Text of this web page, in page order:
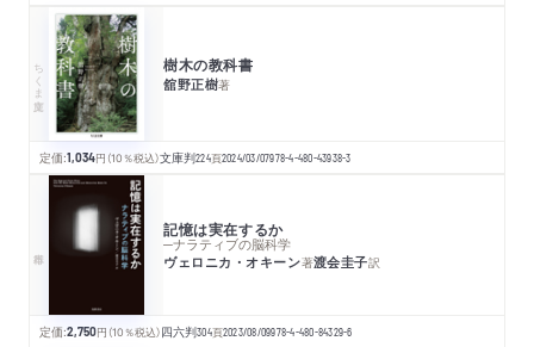
ちくま文庫 樹木の教科書
舘野正樹著
定価:1,034円 （10％税込）文庫判224頁2024/03/07978-4-480-43938-3
記憶は実在するか
─ナラティブの脳科学
ヴェロニカ・オキーン著渡会圭子訳
定価:2,750円 （10％税込）四六判304頁2023/08/09978-4-480-84329-6